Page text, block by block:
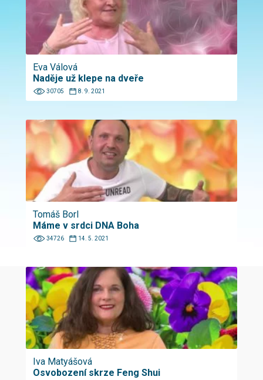
Eva Válová
Naděje už klepe na dveře
30705 8. 9. 2021
Tomáš Borl
Máme v srdci DNA Boha
34726 14. 5. 2021
Iva Matyášová
Osvobození skrze Feng Shui